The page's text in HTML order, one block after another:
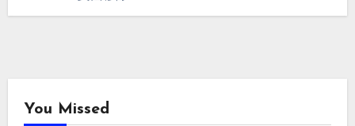
You Missed